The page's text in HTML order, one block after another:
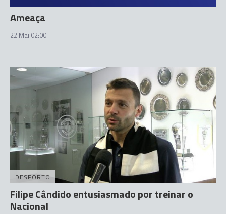
Ameaça
22 Mai 02:00
DESPORTO
Filipe Cândido entusiasmado por treinar o
Nacional